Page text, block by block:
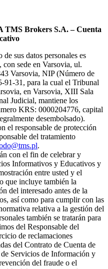
TMS Brokers S.A. – Cuenta
sus datos personales es
sede en Varsovia, ul.
Varsovia, NIP (Número de
31, para la cual el Tribunal
en Varsovia, XIII Sala
Judicial, mantiene los
KRS: 0000204776, capital
desembolsado).
el responsable de protección
del tratamiento
.
con el fin de celebrar y
Informativos y Educativos y
entre usted y el
que incluye también la
del interesado antes de la
así como para cumplir con las
relativa a la gestión del
también se tratarán para
del Responsable del
de reclamaciones
del Contrato de Cuenta de
Servicios de Información y
del fraude o el